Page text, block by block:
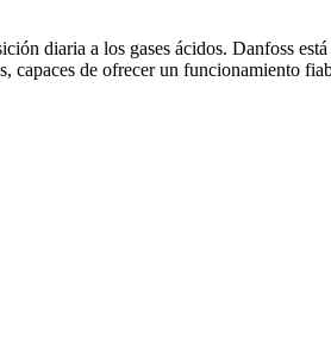
diaria a los gases ácidos. Danfoss
capaces de ofrecer un funcionamiento